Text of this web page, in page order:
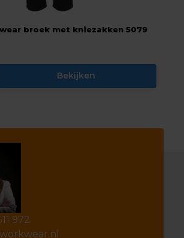
broek met kniezakken 5079
Bekijken
972